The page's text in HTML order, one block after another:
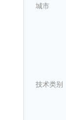
城市
技术类别